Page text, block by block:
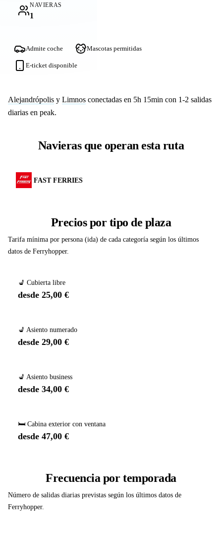
NAVIERAS
1
Admite coche Mascotas permitidas
E-ticket disponible
Alejandrópolis y Limnos conectadas en 5h 15min con 1-2 salidas
diarias en peak.
Navieras que operan esta ruta
FAST FERRIES
Precios por tipo de plaza
Tarifa mínima por persona (ida) de cada categoría según los últimos
datos de Ferryhopper.
💺 Cubierta libre
desde 25,00 €
💺 Asiento numerado
desde 29,00 €
💺 Asiento business
desde 34,00 €
🛏️ Cabina exterior con ventana
desde 47,00 €
Frecuencia por temporada
Número de salidas diarias previstas según los últimos datos de
Ferryhopper.